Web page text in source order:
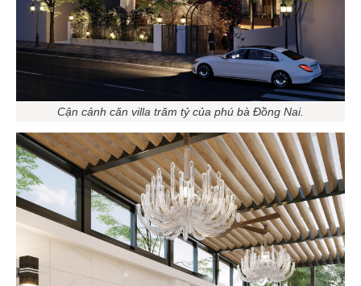
Cận cảnh căn villa trăm tỷ của phú bà Đồng Nai.